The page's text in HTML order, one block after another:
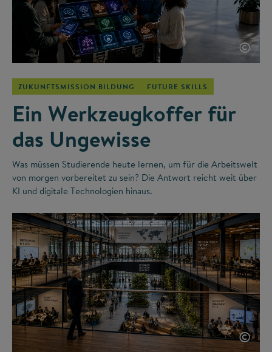
©
ZUKUNFTSMISSION BILDUNG FUTURE SKILLS
Ein Werkzeugkoffer für
das Ungewisse
Was müssen Studierende heute lernen, um für die Arbeitswelt
von morgen vorbereitet zu sein? Die Antwort reicht weit über
KI und digitale Technologien hinaus.
©